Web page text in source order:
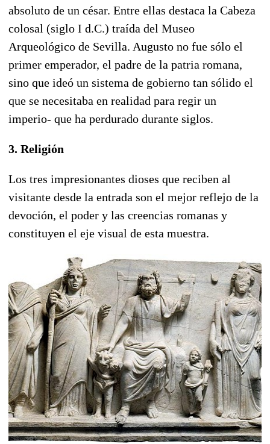
absoluto de un césar. Entre ellas destaca la Cabeza
colosal (siglo I d.C.) traída del Museo
Arqueológico de Sevilla. Augusto no fue sólo el
primer emperador, el padre de la patria romana,
sino que ideó un sistema de gobierno tan sólido el
que se necesitaba en realidad para regir un
imperio- que ha perdurado durante siglos.
3. Religión
Los tres impresionantes dioses que reciben al
visitante desde la entrada son el mejor reflejo de la
devoción, el poder y las creencias romanas y
constituyen el eje visual de esta muestra.